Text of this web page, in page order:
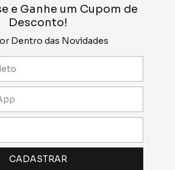
e Ganhe um Cupom de
Desconto!
Dentro das Novidades